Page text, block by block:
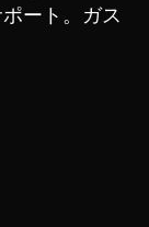
ート。ガス